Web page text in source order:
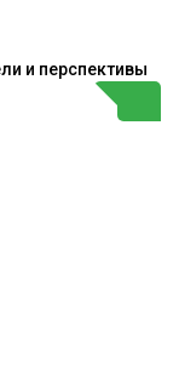
и перспективы